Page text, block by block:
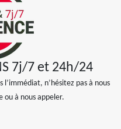
7j/7 et 24h/24
l’immédiat, n’hésitez pas à nous
à nous appeler.